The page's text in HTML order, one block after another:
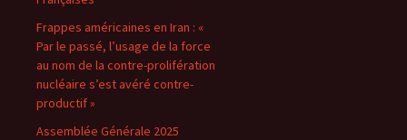
Frappes américaines en Iran : «
Par le passé, l’usage de la force
au nom de la contre-prolifération
nucléaire s’est avéré contre-
productif »
Assemblée Générale 2025